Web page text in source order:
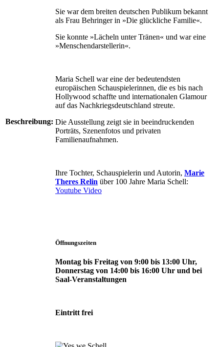
Beschreibung:
Sie war dem breiten deutschen Publikum bekannt
als Frau Behringer in »Die glückliche Familie«.
Sie konnte »Lächeln unter Tränen« und war eine
»Menschendarstellerin«.
Maria Schell war eine der bedeutendsten
europäischen Schauspielerinnen, die es bis nach
Hollywood schaffte und internationalen Glamour
auf das Nachkriegsdeutschland streute.
Die Ausstellung zeigt sie in beeindruckenden
Porträts, Szenenfotos und privaten
Familienaufnahmen.
Ihre Tochter, Schauspielerin und Autorin, Marie
Theres Relin über 100 Jahre Maria Schell:
Youtube Video
Öffnungszeiten
Montag bis Freitag von 9:00 bis 13:00 Uhr,
Donnerstag von 14:00 bis 16:00 Uhr und bei
Saal-Veranstaltungen
Eintritt frei